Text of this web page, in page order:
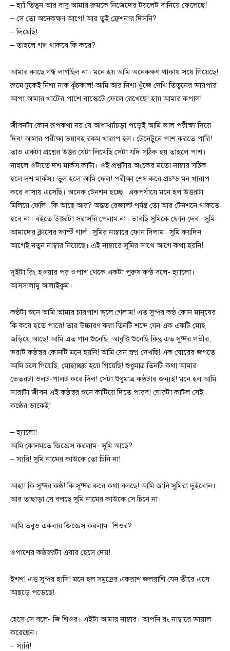
– হ্যাঁ তিতুন আর বাবু আমার রুমকে নিজেদের টয়লেট বানিয়ে ফেলেছে!
– সে তো অনেকক্ষণ আগে! আর তুই ফ্রেশনার দিসনি?
– দিয়েছি!
– তাহলে গন্ধ থাকবে কি করে?
আমার কাছে গন্ধ লাগছিল না। মনে হয় আমি অনেকক্ষণ থাকায় সয়ে গিয়েছে!
রুমে ঢুকেই নিশা নাক কুঁচকাল! আমি আর নিশা খুঁজে দেখি তিতুনের ডায়পার
আপা আমার খাটের পাশে বাস্কেটে ফেলে রেখেছে! হায় আমার কপাল!
জীবনটা কোন রূপকথা নয় যে আধাখ্যাঁচড়া পড়েই আমি ভাল পরীক্ষা দিয়ে
দিব! আমার পরীক্ষা ভয়াবহ রকম খারাপ হল। টেনেটুনে পাশ করতে পারি!
তাও একটা প্রশ্নের উত্তর যেটা লিখেছি সেটা যদি সঠিক হয় তাহলে পাশ।
নাহলে ওটাতে দশ মার্কস কাটা। ওই প্রশ্নটায় অংকের মতো নাম্বার সঠিক
হলে দশ মার্কস। ভুল হলে আমি ফেল! পরীক্ষা শেষ করে প্রচন্ড মন খারাপ
করে বাসায় এসেছি। অনেক টেনশন হচ্ছে। একপর্যায়ে মনে হল উত্তরটা
মিলিয়ে ফেলি। কি আছে আর? অন্তত রেজাল্ট পর্যন্ত তো আর টেনশনে থাকতে
হবে না। বইতে উত্তরটা সরাসরি পেলাম না। ভাবছি সুমিকে ফোন দেব। সুমি
আমাদের ক্লাসের ফার্স্ট গার্ল। সুমির নাম্বারে ফোন দিলাম। সুমি কয়দিন
আগেই নতুন নাম্বার নিয়েছে। এই নাম্বারে সুমির সাথে আগে কথা হয়নি!
দুইটা রিং হওয়ার পর ওপাশ থেকে একটা পুরুষ কন্ঠ বলে- হ্যালো।
আসসালামু আলাইকুম।
কণ্ঠটা শুনে আমি আমার চারপাশ ভুলে গেলাম! এত সুন্দর কণ্ঠ কোন মানুষের
কি করে হতে পারে! তার উচ্চারণ করা তিনটি শব্দে যেন এক একটি মোহ
জড়িয়ে আছে! আমি এত গান শুনেছি, আবৃত্তি শুনেছি কিন্তু এত সুন্দর গভীর,
ভরাট কণ্ঠস্বর কোনটি মনে হয়নি! আমি যেন স্বপ্ন দেখছি! এক ঘোরের জগতে
আমি চলে গিয়েছি, মোহাচ্ছন্ন হয়ে গিয়েছি! শুধুমাত্র তিনটি কথা আমার
ভেতরটা ওলট-পালট করে দিল! সেটা শুধুমাত্র কণ্ঠটার জন্যই! মনে হল আমি
সারাটা জীবন এই কণ্ঠস্বর শুনে কাটিয়ে দিতে পারব! ঘোরটা কাটল সেই
কণ্ঠের ডাকেই!
– হ্যালো!
আমি কোনমতে জিজ্ঞেস করলাম- সুমি আছে?
– স্যরি! সুমি নামের কাউকে তো চিনি না!
আহা! কি সুন্দর কণ্ঠ! কি সুন্দর করে কথা বলছে! আমি জানি সুমিরা দুইবোন।
আর তাছাড়া সে বলছে সুমি নামের কাউকে সে চিনে না।
আমি তবুও একবার জিজ্ঞেস করলাম- শিওর?
ওপাশের কণ্ঠস্বরটা এবার হেসে দেয়!
ইশশ! এত্ত সুন্দর হাসি! মনে হল সমুদ্রের একরাশ জলরাশি যেন তীরে এসে
আছড়ে পড়েছে!
হেসে সে বলে- জি শিওর। এইটা আমার নাম্বার। আপনি রং নাম্বারে ডায়াল
করেছেন।
– স্যরি!